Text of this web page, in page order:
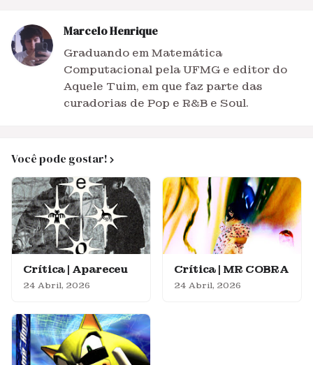
Marcelo Henrique
Graduando em Matemática
Computacional pela UFMG e editor do
Aquele Tuim, em que faz parte das
curadorias de Pop e R&B e Soul.
Você pode gostar!
Crítica | Apareceu
24 Abril, 2026
Crítica | MR COBRA
24 Abril, 2026